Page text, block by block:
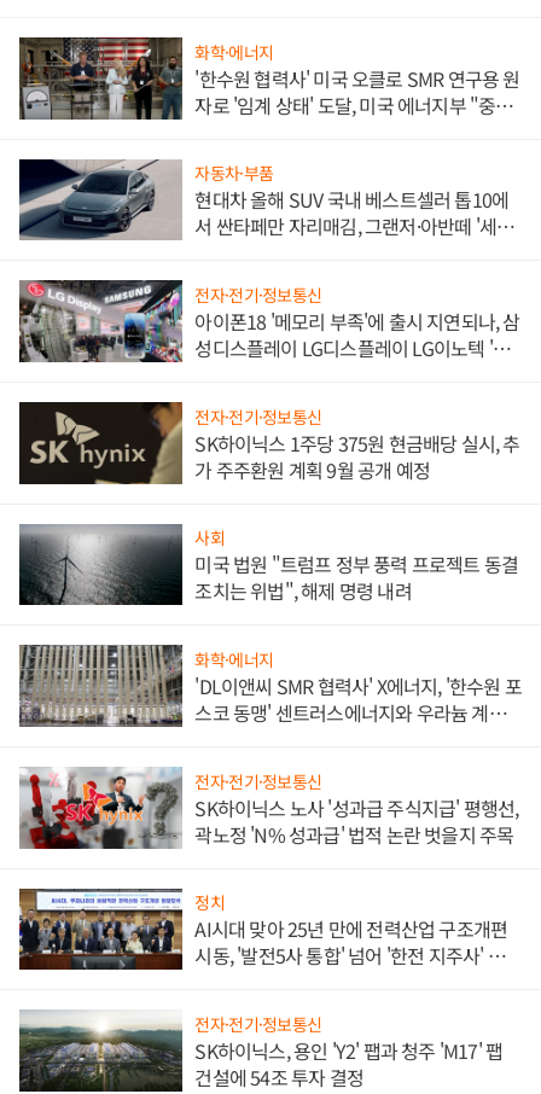
화학·에너지
'한수원 협력사' 미국 오클로 SMR 연구용 원
자로 '임계 상태' 도달, 미국 에너지부 "중요
자동차·부품
현대차 올해 SUV 국내 베스트셀러 톱10에
서 싼타페만 자리매김, 그랜저·아반떼 '세단
전자·전기·정보통신
아이폰18 '메모리 부족'에 출시 지연되나, 삼
성디스플레이 LG디스플레이 LG이노텍 '탈
전자·전기·정보통신
SK하이닉스 1주당 375원 현금배당 실시, 추
가 주주환원 계획 9월 공개 예정
사회
미국 법원 "트럼프 정부 풍력 프로젝트 동결
조치는 위법", 해제 명령 내려
화학·에너지
'DL이앤씨 SMR 협력사' X에너지, '한수원 포
스코 동맹' 센트러스에너지와 우라늄 계약
전자·전기·정보통신
SK하이닉스 노사 '성과급 주식지급' 평행선,
곽노정 'N% 성과급' 법적 논란 벗을지 주목
정치
AI시대 맞아 25년 만에 전력산업 구조개편
시동, '발전5사 통합' 넘어 '한전 지주사' 재편
전자·전기·정보통신
SK하이닉스, 용인 'Y2' 팹과 청주 'M17' 팹
건설에 54조 투자 결정